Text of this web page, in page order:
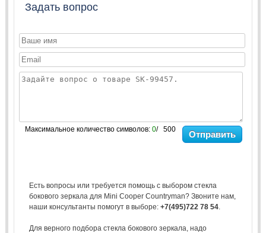
Задать вопрос
Максимальное количество символов: 0/ 500 Отправить
Есть вопросы или требуется помощь с выбором стекла
бокового зеркала для Mini Cooper Countryman? Звоните нам,
наши консультанты помогут в выборе: +7(495)722 78 54.
Для верного подбора стекла бокового зеркала, надо